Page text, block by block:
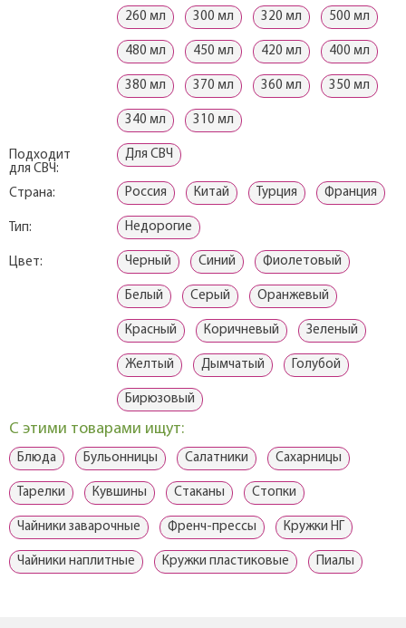
260 мл 300 мл 320 мл 500 мл
480 мл 450 мл 420 мл 400 мл
380 мл 370 мл 360 мл 350 мл
340 мл 310 мл
Подходит
для СВЧ:
Для СВЧ
Страна: Россия Китай Турция Франция
Тип: Недорогие
Цвет: Черный Синий Фиолетовый
Белый Серый Оранжевый
Красный Коричневый Зеленый
Желтый Дымчатый Голубой
Бирюзовый
С этими товарами ищут:
Блюда Бульонницы Салатники Сахарницы
Тарелки Кувшины Стаканы Стопки
Чайники заварочные Френч-прессы Кружки НГ
Чайники наплитные Кружки пластиковые Пиалы